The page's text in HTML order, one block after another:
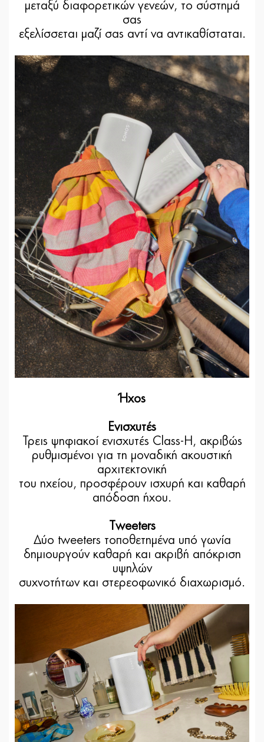
μεταξύ διαφορετικών γενεών, το σύστημά
σας
εξελίσσεται μαζί σας αντί να αντικαθίσταται.
Ήχος
Ενισχυτές
Τρεις ψηφιακοί ενισχυτές Class-H, ακριβώς
ρυθμισμένοι για τη μοναδική ακουστική
αρχιτεκτονική
του ηχείου, προσφέρουν ισχυρή και καθαρή
απόδοση ήχου.
Tweeters
Δύο tweeters τοποθετημένα υπό γωνία
δημιουργούν καθαρή και ακριβή απόκριση
υψηλών
συχνοτήτων και στερεοφωνικό διαχωρισμό.